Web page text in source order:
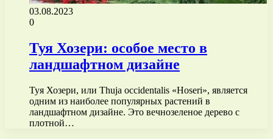
03.08.2023
0
Туя Хозери: особое место в
ландшафтном дизайне
Туя Хозери, или Thuja occidentalis «Hoseri», является
одним из наиболее популярных растений в
ландшафтном дизайне. Это вечнозеленое дерево с
плотной…